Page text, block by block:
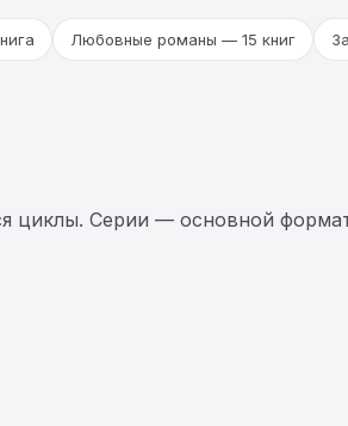
Любовные романы — 15 книг
Серии — основной